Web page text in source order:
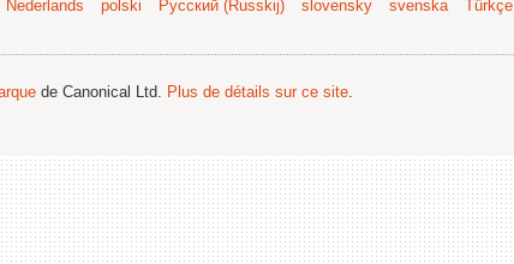
Nederlands polski Русский (Russkij) slovensky svenska
Türkçe
de Canonical Ltd. Plus de détails sur ce site.